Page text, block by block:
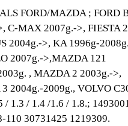
FORD/MAZDA ; FORD
C-MAX 2007g.->, FIESTA
2004g.->, KA 1996g-
2007g.->,MAZDA 121
, MAZDA 2 2003g.->,
2004g.-2009g., VOLVO
/ 1.3 / 1.4 /1.6 / 1.8.;
110 30731425 1219309.